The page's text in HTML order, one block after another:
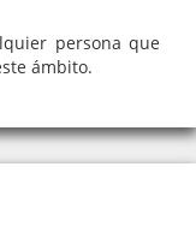
persona que
ámbito.